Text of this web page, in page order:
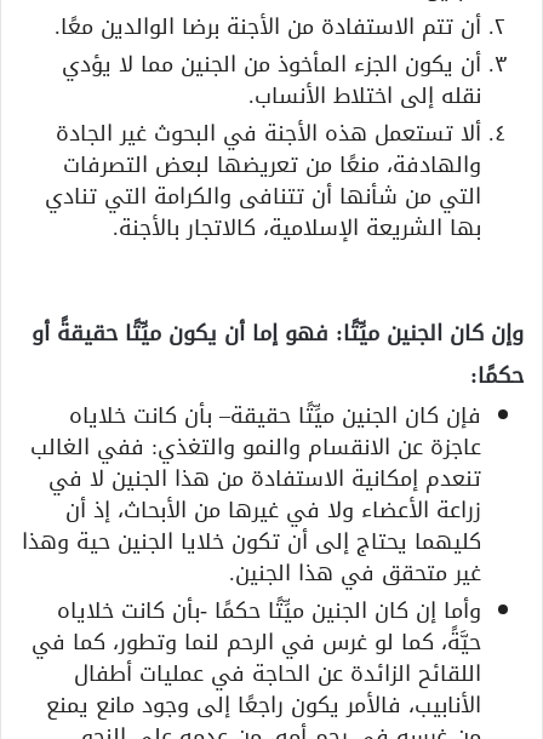
أن تتم الاستفادة من الأجنة برضا الوالدين معًا.
أن يكون الجزء المأخوذ من الجنين مما لا يؤدي
نقله إلى اختلاط الأنساب.
ألا تستعمل هذه الأجنة في البحوث غير الجادة
والهادفة، منعًا من تعريضها لبعض التصرفات
التي من شأنها أن تتنافى والكرامة التي تنادي
بها الشريعة الإسلامية، كالاتجار بالأجنة.
وإن كان الجنين ميِّتًا: فهو إما أن يكون ميِّتًا حقيقةً أو
حكمًا:
فإن كان الجنين ميِّتًا حقيقة– بأن كانت خلاياه
عاجزة عن الانقسام والنمو والتغذي: ففي الغالب
تنعدم إمكانية الاستفادة من هذا الجنين لا في
زراعة الأعضاء ولا في غيرها من الأبحاث، إذ أن
كليهما يحتاج إلى أن تكون خلايا الجنين حية وهذا
غير متحقق في هذا الجنين.
وأما إن كان الجنين ميِّتًا حكمًا -بأن كانت خلاياه
حيَّةً، كما لو غرس في الرحم لنما وتطور، كما في
اللقائح الزائدة عن الحاجة في عمليات أطفال
الأنابيب، فالأمر يكون راجعًا إلى وجود مانع يمنع